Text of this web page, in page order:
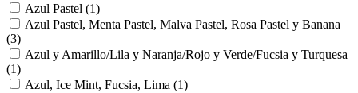
Azul Pastel (1)
Azul Pastel, Menta Pastel, Malva Pastel, Rosa Pastel y Banana
(3)
Azul y Amarillo/Lila y Naranja/Rojo y Verde/Fucsia y Turquesa
(1)
Azul, Ice Mint, Fucsia, Lima (1)